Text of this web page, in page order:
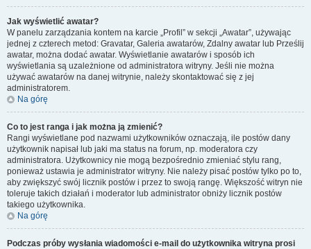
Jak wyświetlić awatar?
W panelu zarządzania kontem na karcie „Profil” w sekcji „Awatar”, używając
jednej z czterech metod: Gravatar, Galeria awatarów, Zdalny awatar lub Prześlij
awatar, można dodać awatar. Wyświetlanie awatarów i sposób ich
wyświetlania są uzależnione od administratora witryny. Jeśli nie można
używać awatarów na danej witrynie, należy skontaktować się z jej
administratorem.
Na górę
Co to jest ranga i jak można ją zmienić?
Rangi wyświetlane pod nazwami użytkowników oznaczają, ile postów dany
użytkownik napisał lub jaki ma status na forum, np. moderatora czy
administratora. Użytkownicy nie mogą bezpośrednio zmieniać stylu rang,
ponieważ ustawia je administrator witryny. Nie należy pisać postów tylko po to,
aby zwiększyć swój licznik postów i przez to swoją rangę. Większość witryn nie
toleruje takich działań i moderator lub administrator obniży licznik postów
takiego użytkownika.
Na górę
Podczas próby wysłania wiadomości e-mail do użytkownika witryna prosi